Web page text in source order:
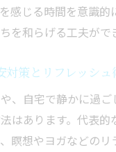
感じる時間を意識的
を和らげる工夫がで
対策とリフレッシュ
、自宅で静かに過ご
はあります。代表的
瞑想やヨガなどのリ